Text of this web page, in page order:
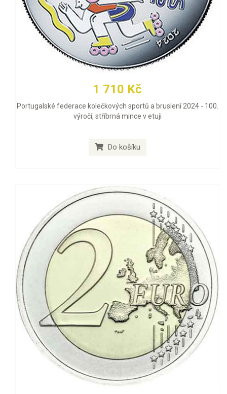
1 710 Kč
Portugalské federace kolečkových sportů a bruslení 2024 - 100.
výročí, stříbrná mince v etuji
Do košíku